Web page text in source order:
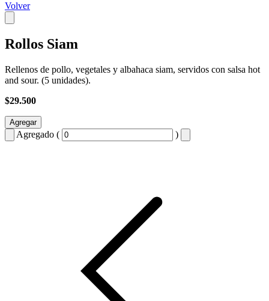
Volver
Rollos Siam
Rellenos de pollo, vegetales y albahaca siam, servidos con salsa hot
and sour. (5 unidades).
$29.500
Agregar
Agregado ( )